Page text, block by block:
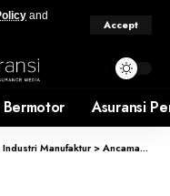
and
Accept
Bermotor Asuransi
Industri Manufaktur >Ancaman Kerugian Aset pada Pabrik Mesin Tanpa Peleburan Logam: Panduan Manajemen Risiko dan Asuransi